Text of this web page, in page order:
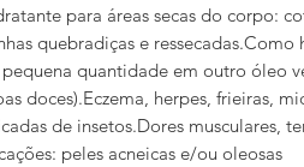
para áreas secas do corpo:
quebradiças e ressecadas.Como
quantidade em outro óleo
doces).Eczema, herpes, frieiras,
de insetos.Dores musculares,
peles acneicas e/ou oleosas